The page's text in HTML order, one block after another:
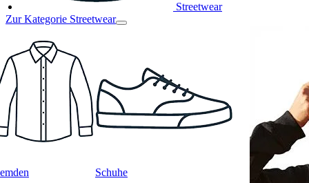
Streetwear
Zur Kategorie Streetwear
Schuhe